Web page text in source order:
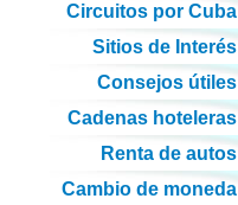
Circuitos por Cuba
Sitios de Interés
Consejos útiles
Cadenas hoteleras
Renta de autos
Cambio de moneda